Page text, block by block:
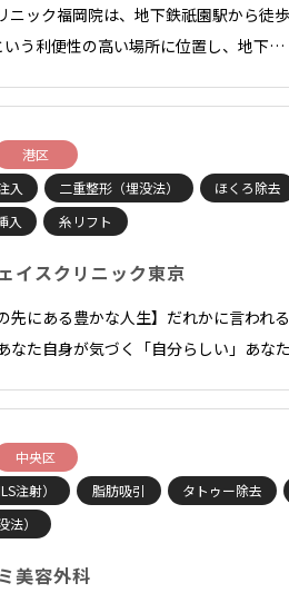
ニック福岡院は、地下鉄祇園駅から徒
いう利便性の高い場所に位置し、地下…
港区
入
二重整形（埋没法）
ほくろ除去
入
糸リフト
イスクリニック東京
先にある豊かな人生】だれかに言われ
なた自身が気づく「自分らしい」あな
中央区
注射）
脂肪吸引 タトゥー除去
法）
美容外科